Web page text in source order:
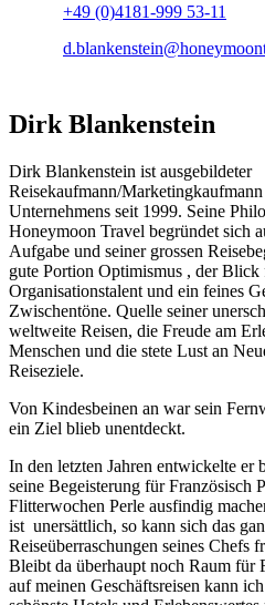
+49 (0)4181-999 53-11
Dirk Blankenstein
Dirk Blankenstein ist ausgebildeter
Reisekaufmann/
Unternehmens seit 1999. Seine
Honeymoon Travel begründet sich
Aufgabe und seiner grossen
gute Portion Optimismus , der Blick
Organisationstalent und ein feines
Zwischentöne. Quelle seiner
weltweite Reisen, die Freude am
Menschen und die stete Lust an
Reiseziele.
Von Kindesbeinen an war sein
ein Ziel blieb unentdeckt.
In den letzten Jahren entwickelte er
seine Begeisterung für Französisch
Flitterwochen Perle ausfindig
ist unersättlich, so kann sich das
Reiseüberraschungen seines Chefs
Bleibt da überhaupt noch Raum für
auf meinen Geschäftsreisen kann